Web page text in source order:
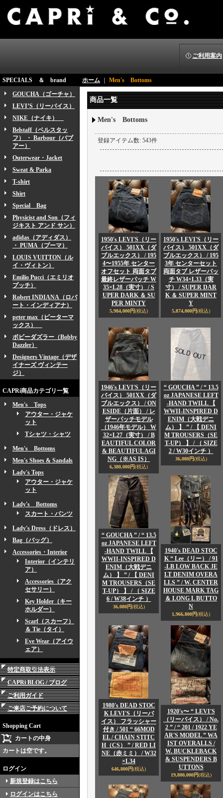
ご利用案内
SPECIALS ＆ brand
GOUCHA（ゴーチャ）
LEVI’S（リーバイス）
NIKE（ナイキ）
Belstaff（ベルスタッ
フ） ・ Barbour（バブ
アー）
Outerwear・Jacket
Sweat & Parka
T-shirt
Shirt
Special Bag
Physicist and Son（フィ
ジキスト アンド サン）
adidas（アディダス）
・ PUMA（プーマ）
LOUIS VUITTON（ル
イ・ヴィトン）
Emilio Pucci（エミリオ
プッチ）
Robert INDIANA（ロバ
ート・インディアナ）
peter max（ピーターマ
ックス）
ボビーダズラー（Bobby
Dazzler）
Designers Vintage（デザ
イナーズ ヴィンテー
ジ）
CAPRi商品カテゴリ一覧
Men's Tops
アウター・ジャケ
ット
Tシャツ・シャツ
Men's Bottoms
Men's Shoes & Sandals
Lady's Tops
アウター・ジャケ
ット
Lady's Bottoms
スカート・パンツ
Lady's Dress（ドレス）
Bag（バッグ）
Accessories・Interior
Interior（インテリ
ア）
Accessories（アク
セサリー）
Key Holder（キー
ホルダー）
Scarf（スカーフ）
＆ Tie（タイ）
Eye Wear（アイウ
ェア）
特定商取引法表示
CAPRi BLOG / ブログ
ご利用ガイド
ご来店ご予約について
Shopping Cart
カートの中身
カートは空です。
ログイン
新規登録はこちら
ログインはこちら
ホーム Men's Bottoms
商品一覧
Men's Bottoms
登録アイテム数: 543件
1950's LEVI'S（リー
バイス） 501XX（ダ
ブルエックス） / 195
4〜1955年 センター
オフセット 両面タブ
最終レザーパッチ W
35×L28（実寸） / S
UPER DARK ＆ SU
PER MINTY
5,984,000円(税込)
1950's LEVI'S（リー
バイス） 501XX（ダ
ブルエックス） / 195
3年 センターセット
両面タブ レザーパッ
チ W34×L33（実
寸） / SUPER DAR
K ＆ SUPER MINT
Y
5,874,000円(税込)
1946's LEVI'S（リー
バイス） 501XX（ダ
ブルエックス） / ON
ESIDE（片面） / レ
ザーパッチモデル
（1946年モデル） W
32×L27（実寸） / B
EAUTIFUL COLOR
& BEAUTIFUL AGI
NG（※AS IS）
6,380,000円(税込)
“ GOUCHA ” / “ 13.5
oz JAPANESE LEFT
-HAND TWILL 【
WWII-INSPIRED D
ENIM（大戦デニ
ム） 】 ” / 【 DENI
M TROUSERS（SE
T-UP） 】 / （ SIZE
2 / W30インチ ）
36,080円(税込)
“ GOUCHA ” / “ 13.5
oz JAPANESE LEFT
-HAND TWILL 【
WWII-INSPIRED D
ENIM（大戦デニ
ム） 】 ” / 【 DENI
M TROUSERS（SE
T-UP） 】 / （ SIZE
6 / W38インチ ）
36,080円(税込)
1940's DEAD STOC
K “ Lee（リー） / 91
-LB LOW BACK JE
LT DENIM OVERA
LLS ” / W. CENTER
HOUSE MARK TAG
＆ LONG L BUTTO
N
1,966,800円(税込)
1980's DEAD STOC
K LEVI'S（リーバ
イス） フラッシャー
付き / 501 “ 66MOD
EL / CHAIN STITC
H（CS） ” / RED LI
NE（赤ミミ） / W32
×L34
646,800円(税込)
1920's〜 “ LEVI'S
（リーバイス） / No.
2 ” / “ 201 / 1922 YE
AR'S MODEL ” WA
IST OVERALLS /
W. BUCKLEBACK
& SUSPENDERS B
UTTONS
19,800,000円(税込)